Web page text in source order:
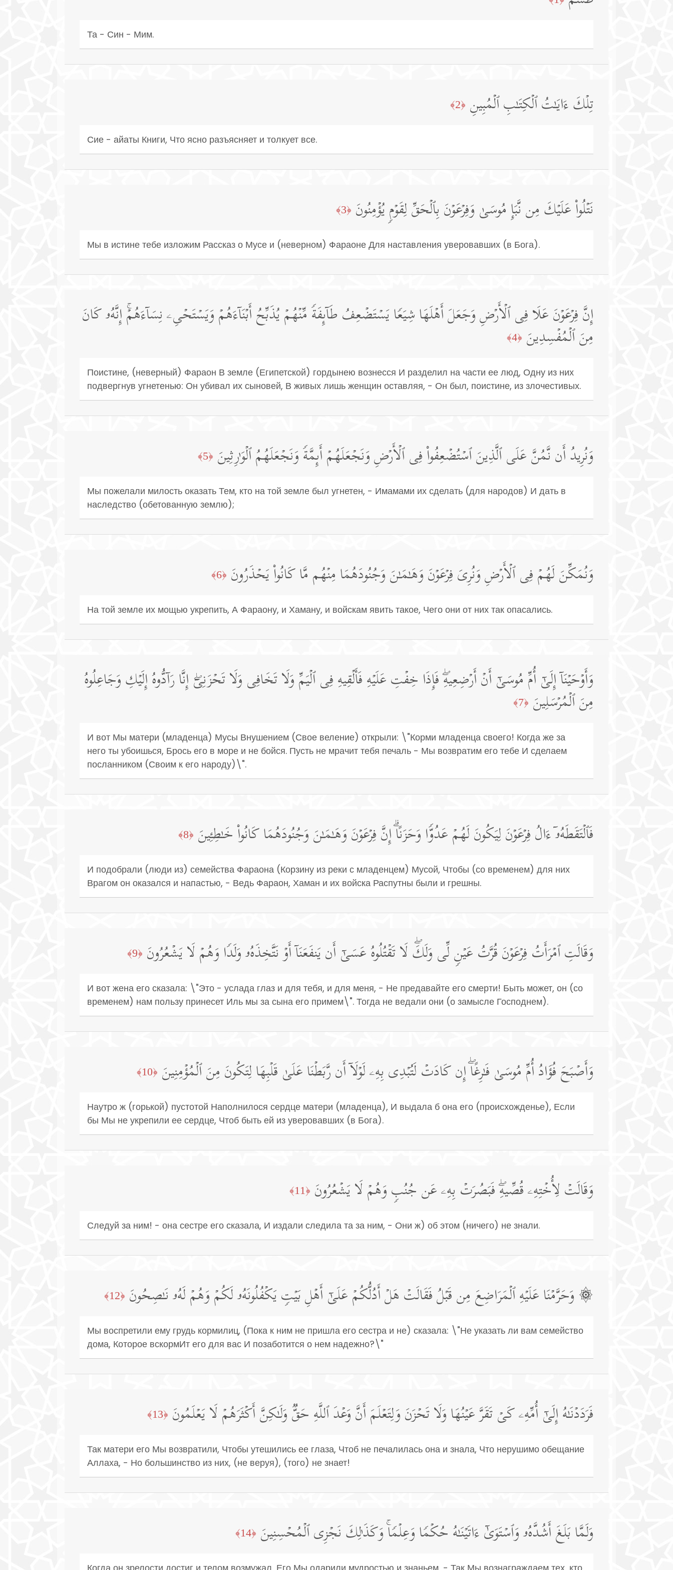
Та - Син - Мим.
تِلۡكَ ءَایَـٰتُ ٱلۡكِتَـٰبِ ٱلۡمُبِینِ ﴿2﴾
Сие - айаты Книги, Что ясно разъясняет и толкует все.
نَتۡلُوا۟ عَلَیۡكَ مِن نَّبَإِ مُوسَىٰ وَفِرۡعَوۡنَ بِٱلۡحَقِّ لِقَوۡمࣲ یُؤۡمِنُونَ ﴿3﴾
Мы в истине тебе изложим Рассказ о Мусе и (неверном) Фараоне Для наставления уверовавших (в Бога).
إِنَّ فِرۡعَوۡنَ عَلَا فِی ٱلۡأَرۡضِ وَجَعَلَ أَهۡلَهَا شِیَعࣰا یَسۡتَضۡعِفُ طَاۤىِٕفَةࣰ مِّنۡهُمۡ یُذَبِّحُ أَبۡنَاۤءَهُمۡ وَیَسۡتَحۡیِۦ نِسَاۤءَهُمۡۚ إِنَّهُۥ كَانَ
مِنَ ٱلۡمُفۡسِدِینَ ﴿4﴾
Поистине, (неверный) Фараон В земле (Египетской) гордынею вознесся И разделил на части ее люд, Одну из них
подвергнув угнетенью: Он убивал их сыновей, В живых лишь женщин оставляя, - Он был, поистине, из злочестивых.
وَنُرِیدُ أَن نَّمُنَّ عَلَى ٱلَّذِینَ ٱسۡتُضۡعِفُوا۟ فِی ٱلۡأَرۡضِ وَنَجۡعَلَهُمۡ أَىِٕمَّةࣰ وَنَجۡعَلَهُمُ ٱلۡوَ ٰ⁠رِثِینَ ﴿5﴾
Мы пожелали милость оказать Тем, кто на той земле был угнетен, - Имамами их сделать (для народов) И дать в
наследство (обетованную землю);
وَنُمَكِّنَ لَهُمۡ فِی ٱلۡأَرۡضِ وَنُرِیَ فِرۡعَوۡنَ وَهَـٰمَـٰنَ وَجُنُودَهُمَا مِنۡهُم مَّا كَانُوا۟ یَحۡذَرُونَ ﴿6﴾
На той земле их мощью укрепить, А Фараону, и Хаману, и войскам явить такое, Чего они от них так опасались.
وَأَوۡحَیۡنَاۤ إِلَىٰۤ أُمِّ مُوسَىٰۤ أَنۡ أَرۡضِعِیهِۖ فَإِذَا خِفۡتِ عَلَیۡهِ فَأَلۡقِیهِ فِی ٱلۡیَمِّ وَلَا تَخَافِی وَلَا تَحۡزَنِیۤۖ إِنَّا رَاۤدُّوهُ إِلَیۡكِ وَجَاعِلُوهُ
مِنَ ٱلۡمُرۡسَلِینَ ﴿7﴾
И вот Мы матери (младенца) Мусы Внушением (Свое веление) открыли: \"Корми младенца своего! Когда же за
него ты убоишься, Брось его в море и не бойся. Пусть не мрачит тебя печаль - Мы возвратим его тебе И сделаем
посланником (Своим к его народу)\".
فَٱلۡتَقَطَهُۥۤ ءَالُ فِرۡعَوۡنَ لِیَكُونَ لَهُمۡ عَدُوࣰّا وَحَزَنًاۗ إِنَّ فِرۡعَوۡنَ وَهَـٰمَـٰنَ وَجُنُودَهُمَا كَانُوا۟ خَـٰطِـِٔینَ ﴿8﴾
И подобрали (люди из) семейства Фараона (Корзину из реки с младенцем) Мусой, Чтобы (со временем) для них
Врагом он оказался и напастью, - Ведь Фараон, Хаман и их войска Распутны были и грешны.
وَقَالَتِ ٱمۡرَأَتُ فِرۡعَوۡنَ قُرَّتُ عَیۡنࣲ لِّی وَلَكَۖ لَا تَقۡتُلُوهُ عَسَىٰۤ أَن یَنفَعَنَاۤ أَوۡ نَتَّخِذَهُۥ وَلَدࣰا وَهُمۡ لَا یَشۡعُرُونَ ﴿9﴾
И вот жена его сказала: \"Это - услада глаз и для тебя, и для меня, - Не предавайте его смерти! Быть может, он (со
временем) нам пользу принесет Иль мы за сына его примем\". Тогда не ведали они (о замысле Господнем).
وَأَصۡبَحَ فُؤَادُ أُمِّ مُوسَىٰ فَـٰرِغًاۖ إِن كَادَتۡ لَتُبۡدِی بِهِۦ لَوۡلَاۤ أَن رَّبَطۡنَا عَلَىٰ قَلۡبِهَا لِتَكُونَ مِنَ ٱلۡمُؤۡمِنِینَ ﴿10﴾
Наутро ж (горькой) пустотой Наполнилося сердце матери (младенца), И выдала б она его (происхожденье), Если
бы Мы не укрепили ее сердце, Чтоб быть ей из уверовавших (в Бога).
وَقَالَتۡ لِأُخۡتِهِۦ قُصِّیهِۖ فَبَصُرَتۡ بِهِۦ عَن جُنُبࣲ وَهُمۡ لَا یَشۡعُرُونَ ﴿11﴾
Следуй за ним! - она сестре его сказала, И издали следила та за ним, - Они ж) об этом (ничего) не знали.
۞ وَحَرَّمۡنَا عَلَیۡهِ ٱلۡمَرَاضِعَ مِن قَبۡلُ فَقَالَتۡ هَلۡ أَدُلُّكُمۡ عَلَىٰۤ أَهۡلِ بَیۡتࣲ یَكۡفُلُونَهُۥ لَكُمۡ وَهُمۡ لَهُۥ نَـٰصِحُونَ ﴿12﴾
Мы воспретили ему грудь кормилиц, (Пока к ним не пришла его сестра и не) сказала: \"Не указать ли вам семейство
дома, Которое вскормИт его для вас И позаботится о нем надежно?\"
فَرَدَدۡنَـٰهُ إِلَىٰۤ أُمِّهِۦ كَیۡ تَقَرَّ عَیۡنُهَا وَلَا تَحۡزَنَ وَلِتَعۡلَمَ أَنَّ وَعۡدَ ٱللَّهِ حَقࣱّ وَلَـٰكِنَّ أَكۡثَرَهُمۡ لَا یَعۡلَمُونَ ﴿13﴾
Так матери его Мы возвратили, Чтобы утешились ее глаза, Чтоб не печалилась она и знала, Что нерушимо обещание
Аллаха, - Но большинство из них, (не веруя), (того) не знает!
وَلَمَّا بَلَغَ أَشُدَّهُۥ وَٱسۡتَوَىٰۤ ءَاتَیۡنَـٰهُ حُكۡمࣰا وَعِلۡمࣰاۚ وَكَذَ ٰ⁠لِكَ نَجۡزِی ٱلۡمُحۡسِنِینَ ﴿14﴾